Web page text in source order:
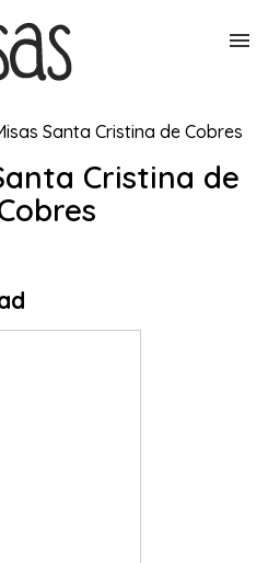
Santa Cristina de Cobres
Cristina de